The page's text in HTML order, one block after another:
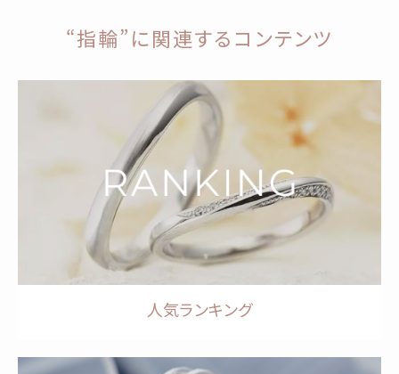
“指輪”に関連するコンテンツ
人気ランキング